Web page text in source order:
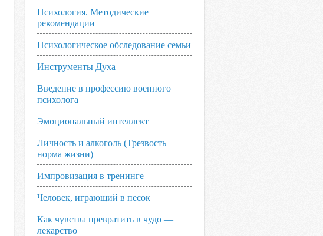
Психология. Методические
рекомендации
Психологическое обследование семьи
Инструменты Духа
Введение в профессию военного
психолога
Эмоциональный интеллект
Личность и алкоголь (Трезвость —
норма жизни)
Импровизация в тренинге
Человек, играющий в песок
Как чувства превратить в чудо —
лекарство